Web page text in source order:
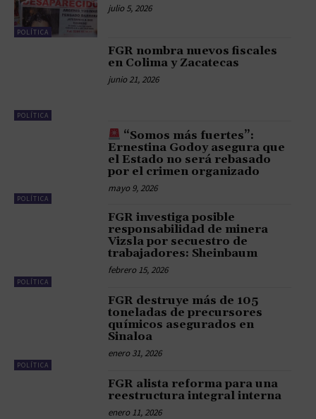
POLÍTICA
julio 5, 2026
POLÍTICA
FGR nombra nuevos fiscales
en Colima y Zacatecas
junio 21, 2026
POLÍTICA
“Somos más fuertes”:
Ernestina Godoy asegura que
el Estado no será rebasado
por el crimen organizado
mayo 9, 2026
POLÍTICA
FGR investiga posible
responsabilidad de minera
Vizsla por secuestro de
trabajadores: Sheinbaum
febrero 15, 2026
POLÍTICA
FGR destruye más de 105
toneladas de precursores
químicos asegurados en
Sinaloa
enero 31, 2026
FGR alista reforma para una
reestructura integral interna
enero 11, 2026